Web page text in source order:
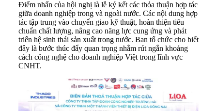
Điểm nhấn của hội nghị là lễ ký kết các thỏa thuận hợp tác
giữa doanh nghiệp trong và ngoài nước. Các nội dung hợp
tác tập trung vào chuyển giao kỹ thuật, hoàn thiện tiêu
chuẩn chất lượng, nâng cao năng lực cung ứng và phát
triển hệ sinh thái sản xuất trong nước. Ban tổ chức cho biết
đây là bước thúc đẩy quan trọng nhằm rút ngắn khoảng
cách công nghệ cho doanh nghiệp Việt trong lĩnh vực
CNHT.